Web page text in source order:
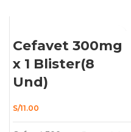
Cefavet 300mg
x 1 Blister(8
Und)
S/11.00